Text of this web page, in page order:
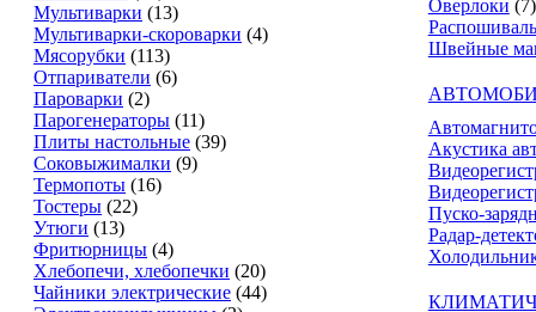
Мультиварки (13)
Мультиварки-скороварки (4)
Мясорубки (113)
Отпариватели (6)
Пароварки (2)
Парогенераторы (11)
Плиты настольные (39)
Соковыжималки (9)
Термопоты (16)
Тостеры (22)
Утюги (13)
Фритюрницы (4)
Хлебопечи, хлебопечки (20)
Чайники электрические (44)
Оверлоки (7)
Швейные
Акустика
Пуско-
Радар-